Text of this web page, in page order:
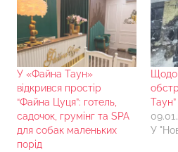
У «Файна Таун»
відкрився простір
“Файна Цуця”: готель,
садочок, грумінг та SPA
для собак маленьких
порід
Таун”
У